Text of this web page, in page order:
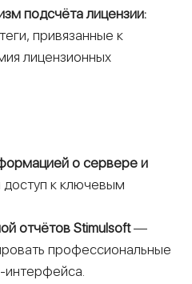
подсчёта лицензии:
привязанные к
лицензионных
о сервере и
к ключевым
отчётов Stimulsoft—
профессиональные
интерфейса.